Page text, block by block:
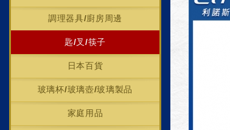
調理器具/廚房周邊
匙/叉/筷子
日本百貨
玻璃杯/玻璃壺/玻璃製品
家庭用品